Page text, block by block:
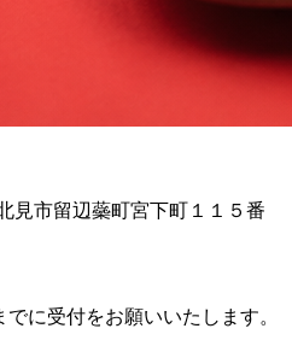
見市留辺蘂町宮下町１１５番
に受付をお願いいたします。